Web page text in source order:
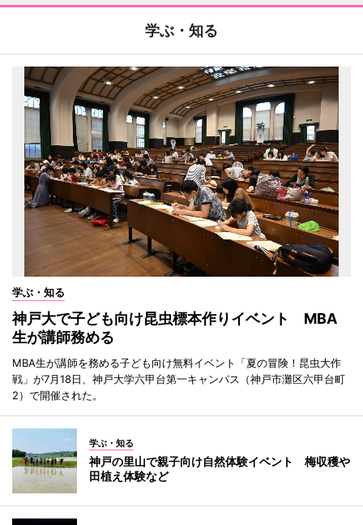
学ぶ・知る
学ぶ・知る
神戸大で子ども向け昆虫標本作りイベント MBA
生が講師務める
MBA生が講師を務める子ども向け無料イベント「夏の冒険！昆虫大作
戦」が7月18日、神戸大学六甲台第一キャンパス（神戸市灘区六甲台町
2）で開催された。
学ぶ・知る
神戸の里山で親子向け自然体験イベント 梅収穫や
田植え体験など